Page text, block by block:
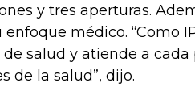
y tres aperturas.
médico. “Como
salud y atiende a cada
de la salud”, dijo.